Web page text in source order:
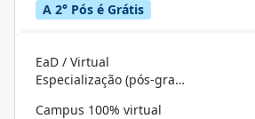
A 2° Pós é Grátis
EaD / Virtual
Especialização (pós-graduação)
Campus 100% virtual